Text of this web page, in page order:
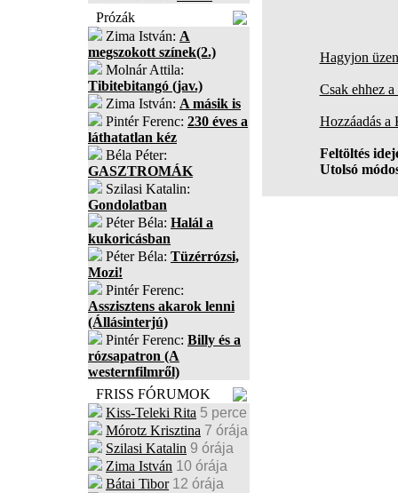
Prózák
Zima István: A
megszokott színek(2.)
Molnár Attila:
Tibitebitangó (jav.)
Zima István: A másik is
Pintér Ferenc: 230 éves a
láthatatlan kéz
Béla Péter:
GASZTROMÁK
Szilasi Katalin:
Gondolatban
Péter Béla: Halál a
kukoricásban
Péter Béla: Tüzérrózsi,
Mozi!
Pintér Ferenc:
Asszisztens akarok lenni
(Állásinterjú)
Pintér Ferenc: Billy és a
rózsapatron (A
westernfilmről)
FRISS FÓRUMOK
Kiss-Teleki Rita 5 perce
Mórotz Krisztina 7 órája
Szilasi Katalin 9 órája
Zima István 10 órája
Bátai Tibor 12 órája
Hagyjon
Csak ehhez
Hozzáadás
Feltöltés
Utolsó